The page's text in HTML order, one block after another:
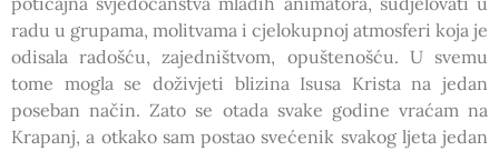
radu u grupama, molitvama i cjelokupnoj atmosferi koja je
odisala radošću, zajedništvom, opuštenošću. U svemu
tome mogla se doživjeti blizina Isusa Krista na jedan
poseban način. Zato se otada svake godine vraćam na
Krapanj, a otkako sam postao svećenik svakog ljeta jedan